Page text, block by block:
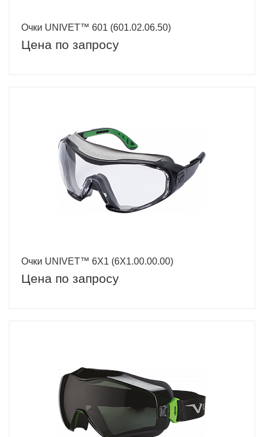
Очки UNIVET™ 601 (601.02.06.50)
Цена по запросу
Очки UNIVET™ 6Х1 (6Х1.00.00.00)
Цена по запросу